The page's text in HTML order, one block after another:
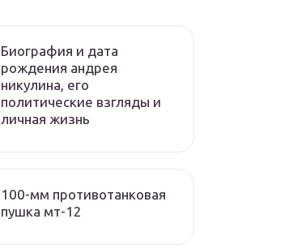
Биография и дата
рождения андрея
никулина, его
политические взгляды и
личная жизнь
100-мм противотанковая
пушка мт-12